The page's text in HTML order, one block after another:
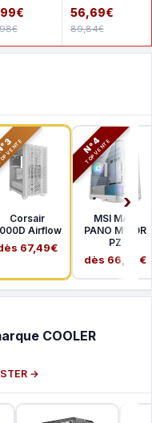
SATA
56,69€
89,84€
VENTE
Corsair
Airflow
67,49€
N°4
TOP VENTE
MSI MAG
PANO M100R
PZ
dès 66,99€
COOLER
→